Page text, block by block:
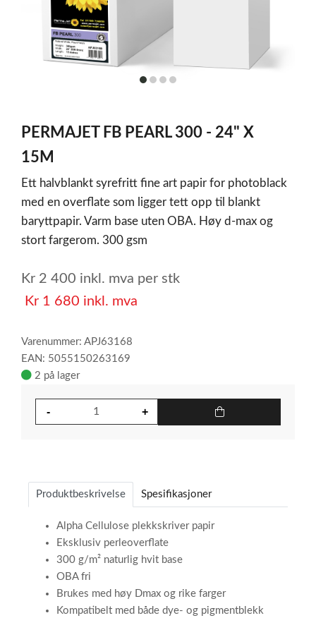
itemitemitemitem
of
4
PERMAJET FB PEARL 300 - 24" X
15M
Ett halvblankt syrefritt fine art papir for photoblack
med en overflate som ligger tett opp til blankt
baryttpapir. Varm base uten OBA. Høy d-max og
stort fargerom. 300 gsm
Kr 2 400 inkl. mva per stk
Kr 1 680 inkl. mva
Varenummer: APJ63168
EAN: 5055150263169
2 på lager
Produktbeskrivelse Spesifikasjoner
Alpha Cellulose plekkskriver papir
Eksklusiv perleoverflate
300 g/m² naturlig hvit base
OBA fri
Brukes med høy Dmax og rike farger
Kompatibelt med både dye- og pigmentblekk